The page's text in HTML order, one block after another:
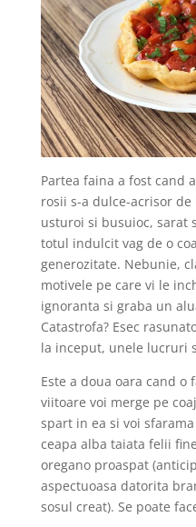
Partea faina a fost cand
rosii s-a dulce-acrisor
usturoi si busuioc, sarat
totul indulcit vag de o
generozitate. Nebunie,
motivele pe care vi le
ignoranta si graba un
Catastrofa? Esec
la inceput, unele lucruri
Este a doua oara cand o
viitoare voi merge pe
spart in ea si voi
ceapa alba taiata felii
oregano proaspat
aspectuoasa datorita
sosul creat). Se poate